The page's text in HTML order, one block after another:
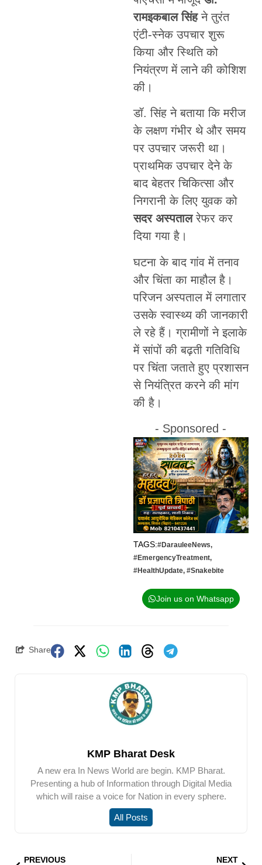
रामइकबाल सिंहने तुरंत
एंटी-स्नेक उपचार शुरू
किया और स्थिति को
नियंत्रण में लाने की कोशिश
की।
डॉ. सिंह ने बताया कि मरीज
के लक्षण गंभीर थे और समय
पर उपचार जरूरी था।
प्राथमिक उपचार देने के
बाद बेहतर चिकित्सा और
निगरानी के लिए युवक को
सदर अस्पतालरेफर कर
दिया गया है।
घटना के बाद गांव में तनाव
और चिंता का माहौल है।
परिजन अस्पताल में लगातार
उसके स्वास्थ्य की जानकारी
ले रहे हैं। ग्रामीणों ने इलाके
में सांपों की बढ़ती गतिविधि
पर चिंता जताते हुए प्रशासन
से नियंत्रित करने की मांग
की है।
- Sponsored -
TAGS:#DarauleeNews,
#EmergencyTreatment,
#HealthUpdate, #Snakebite
Join us on Whatsapp
Share
KMP Bharat Desk
A new era In News World are begin. KMP Bharat.
Presenting a hub of Information through Digital Media
which will raise a voice for Nation in every sphere.
All Posts
PREVIOUS NEXT